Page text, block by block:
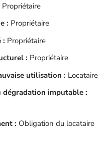
Propriétaire
: Propriétaire
: Propriétaire
: Propriétaire
utilisation : Locataire
dégradation imputable :
: Obligation du locataire